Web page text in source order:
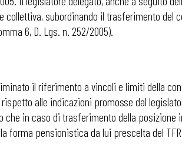
subordinando il trasferimento del
6, D. Lgs. n. 252/2005).
il riferimento a vincoli e limiti della
alle indicazioni promosse dal
che in caso di trasferimento della posizione
forma pensionistica da lui prescelta del